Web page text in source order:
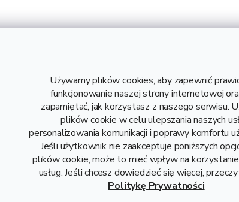
Używamy plików cookies, aby zapewnić
funkcjonowanie naszej strony internetowej
zapamiętać, jak korzystasz z naszego serwisu.
plików cookie w celu ulepszania naszych
personalizowania komunikacji i poprawy komfortu
Jeśli użytkownik nie zaakceptuje poniższych
plików cookie, może to mieć wpływ na
usług. Jeśli chcesz dowiedzieć się więcej,
Politykę Prywatności
94.2 kg
6 000 mm
5 mm
S235
15,70 kg
94,20 kg